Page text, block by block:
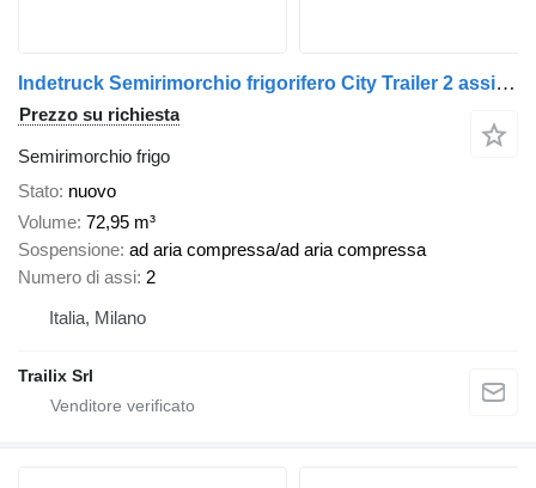
Indetruck Semirimorchio frigorifero City Trailer 2 assi TRIDEC
Prezzo su richiesta
Semirimorchio frigo
Stato nuovo
Volume 72,95 m³
Sospensione ad aria compressa/ad aria compressa
Numero di assi 2
Italia, Milano
Trailix Srl